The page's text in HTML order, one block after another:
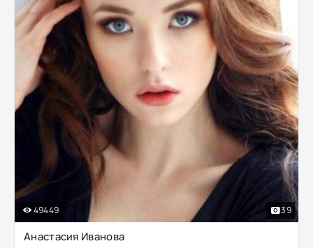
Анастасия Иванова
49449 39